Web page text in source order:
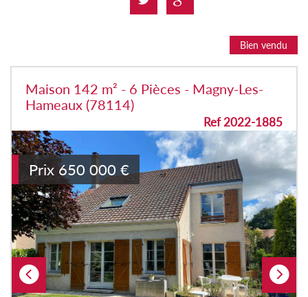
Bien vendu
Maison 142 m² - 6 Pièces - Magny-Les-
Hameaux (78114)
Ref 2022-1885
Prix 650 000 €